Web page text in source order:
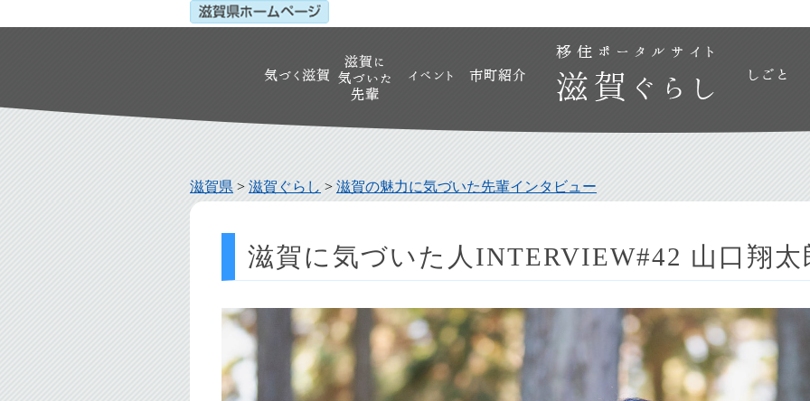
滋賀県 > 滋賀ぐらし > 滋賀の魅力に気づいた先輩インタビュー
滋賀に気づいた人INTERVIEW#42 山口翔